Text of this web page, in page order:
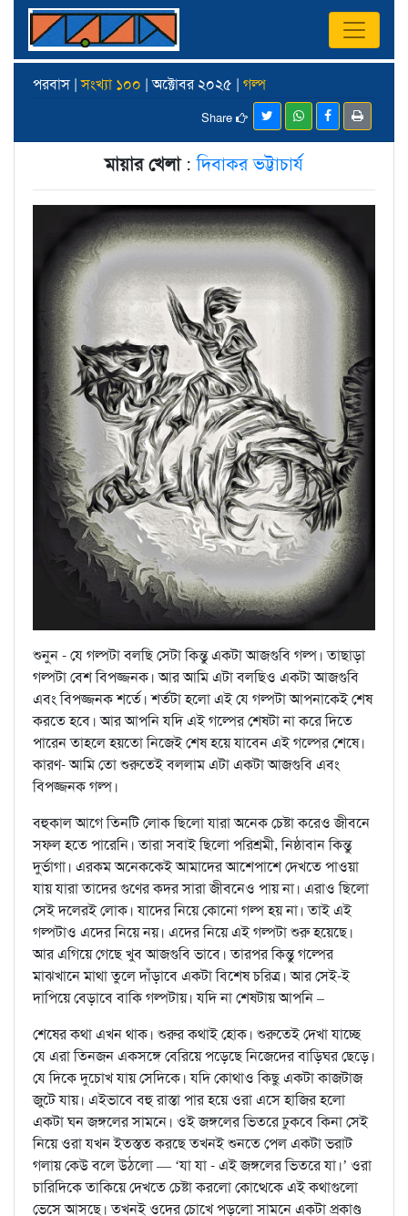
পরবাস |সংখ্যা ১০০ | অক্টোবর ২০২৫ | গল্প
Share
মায়ার খেলা:দিবাকর ভট্টাচার্য
শুনুন - যে গল্পটা বলছি সেটা কিন্তু একটা আজগুবি গল্প। তাছাড়া
গল্পটা বেশ বিপজ্জনক। আর আমি এটা বলছিও একটা আজগুবি
এবং বিপজ্জনক শর্তে। শর্তটা হলো এই যে গল্পটা আপনাকেই শেষ
করতে হবে। আর আপনি যদি এই গল্পের শেষটা না করে দিতে
পারেন তাহলে হয়তো নিজেই শেষ হয়ে যাবেন এই গল্পের শেষে।
কারণ- আমি তো শুরুতেই বললাম এটা একটা আজগুবি এবং
বিপজ্জনক গল্প।
বহুকাল আগে তিনটি লোক ছিলো যারা অনেক চেষ্টা করেও জীবনে
সফল হতে পারেনি। তারা সবাই ছিলো পরিশ্রমী, নিষ্ঠাবান কিন্তু
দুর্ভাগা। এরকম অনেককেই আমাদের আশেপাশে দেখতে পাওয়া
যায় যারা তাদের গুণের কদর সারা জীবনেও পায় না। এরাও ছিলো
সেই দলেরই লোক। যাদের নিয়ে কোনো গল্প হয় না। তাই এই
গল্পটাও এদের নিয়ে নয়। এদের নিয়ে এই গল্পটা শুরু হয়েছে।
আর এগিয়ে গেছে খুব আজগুবি ভাবে। তারপর কিন্তু গল্পের
মাঝখানে মাথা তুলে দাঁড়াবে একটা বিশেষ চরিত্র। আর সেই-ই
দাপিয়ে বেড়াবে বাকি গল্পটায়। যদি না শেষটায় আপনি –
শেষের কথা এখন থাক। শুরুর কথাই হোক। শুরুতেই দেখা যাচ্ছে
যে এরা তিনজন একসঙ্গে বেরিয়ে পড়েছে নিজেদের বাড়িঘর ছেড়ে।
যে দিকে দুচোখ যায় সেদিকে। যদি কোথাও কিছু একটা কাজটাজ
জুটে যায়। এইভাবে বহু রাস্তা পার হয়ে ওরা এসে হাজির হলো
একটা ঘন জঙ্গলের সামনে। ওই জঙ্গলের ভিতরে ঢুকবে কিনা সেই
নিয়ে ওরা যখন ইতস্তত করছে তখনই শুনতে পেল একটা ভরাট
গলায় কেউ বলে উঠলো — ‘যা যা - এই জঙ্গলের ভিতরে যা।’ ওরা
চারিদিকে তাকিয়ে দেখতে চেষ্টা করলো কোত্থেকে এই কথাগুলো
ভেসে আসছে। তখনই ওদের চোখে পড়লো সামনে একটা প্রকাণ্ড